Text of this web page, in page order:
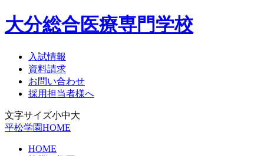
大分総合医療専門学校
入試情報
資料請求
お問い合わせ
採用担当者様へ
文字サイズ小中大
平松学園HOME
HOME